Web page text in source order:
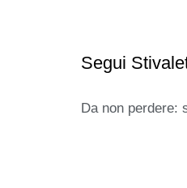
Segui
Da non perdere: